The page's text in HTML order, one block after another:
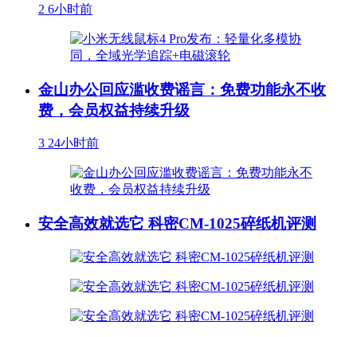
2 6小时前
金山办公回应滥收费谣言：免费功能永不收
费，会员权益持续升级
3 24小时前
安全高效就选它 科密CM-1025碎纸机评测